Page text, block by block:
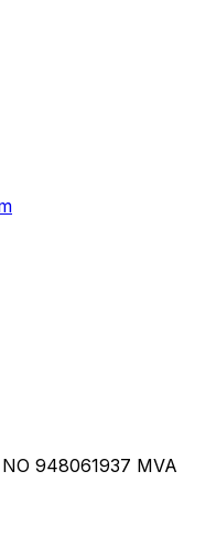
NO 948061937 MVA